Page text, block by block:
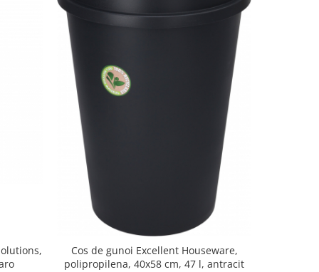
Cos de gunoi Excellent Houseware,
polipropilena, 40x58 cm, 47 l, antracit